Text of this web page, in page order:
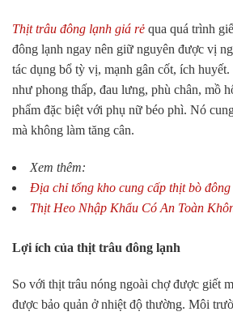
Thịt trâu đông lạnh giá rẻ qua quá trình
đông lạnh ngay nên giữ nguyên được vị
tác dụng bổ tỳ vị, mạnh gân cốt, ích huyết.
như phong thấp, đau lưng, phù chân, mồ
phẩm đặc biệt với phụ nữ béo phì. Nó
mà không làm tăng cân.
Xem thêm:
Địa chỉ tổng kho cung cấp thịt bò
Thịt Heo Nhập Khẩu Có An Toàn
Lợi ích của thịt trâu đông lạnh
So với thịt trâu nóng ngoài chợ được giết
được bảo quản ở nhiệt độ thường. Môi